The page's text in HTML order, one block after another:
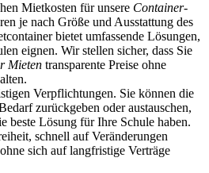
Mietkosten für unsere Container-
je nach Größe und Ausstattung des
bietet umfassende Lösungen,
eignen. Wir stellen sicher, dass Sie
Mieten transparente Preise ohne
Verpflichtungen. Sie können die
zurückgeben oder austauschen,
beste Lösung für Ihre Schule haben.
schnell auf Veränderungen
sich auf langfristige Verträge